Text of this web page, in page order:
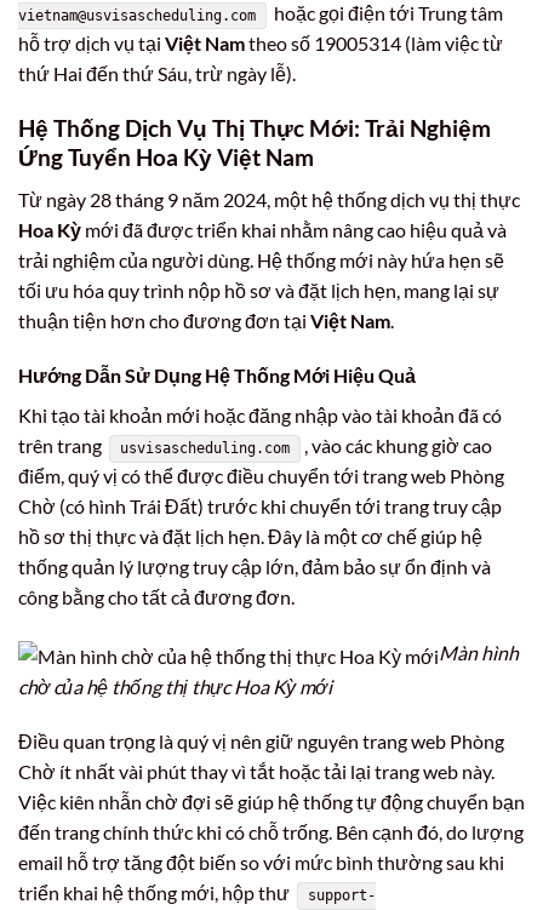
vietnam@usvisascheduling.com
hoặc gọi điện tới Trung tâm
hỗ trợ dịch vụ tại Việt Namtheo số 19005314 (làm việc từ
thứ Hai đến thứ Sáu, trừ ngày lễ).
Hệ Thống Dịch Vụ Thị Thực Mới: Trải Nghiệm
Ứng Tuyển Hoa Kỳ Việt Nam
Từ ngày 28 tháng 9 năm 2024, một hệ thống dịch vụ thị thực
Hoa Kỳ mới đã được triển khai nhằm nâng cao hiệu quả và
trải nghiệm của người dùng. Hệ thống mới này hứa hẹn sẽ
tối ưu hóa quy trình nộp hồ sơ và đặt lịch hẹn, mang lại sự
thuận tiện hơn cho đương đơn tại Việt Nam
Hướng Dẫn Sử Dụng Hệ Thống Mới Hiệu Quả
Khi tạo tài khoản mới hoặc đăng nhập vào tài khoản đã có
trên trang
usvisascheduling.com
, vào các khung giờ cao
điểm, quý vị có thể được điều chuyển tới trang web Phòng
Chờ (có hình Trái Đất) trước khi chuyển tới trang truy cập
hồ sơ thị thực và đặt lịch hẹn. Đây là một cơ chế giúp hệ
thống quản lý lượng truy cập lớn, đảm bảo sự ổn định và
công bằng cho tất cả đương đơn.
Màn hình
chờ của hệ thống thị thực Hoa Kỳ mới
Điều quan trọng là quý vị nên giữ nguyên trang web Phòng
Chờ ít nhất vài phút thay vì tắt hoặc tải lại trang web này.
Việc kiên nhẫn chờ đợi sẽ giúp hệ thống tự động chuyển bạn
đến trang chính thức khi có chỗ trống. Bên cạnh đó, do lượng
email hỗ trợ tăng đột biến so với mức bình thường sau khi
triển khai hệ thống mới, hộp thư
support-